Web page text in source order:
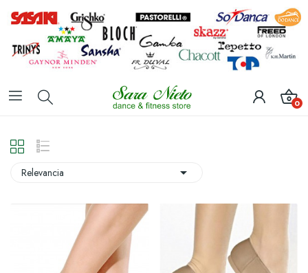
0
Relevancia 